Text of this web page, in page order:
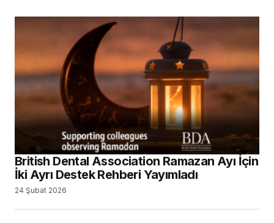
British Dental Association Ramazan Ayı İçin
İki Ayrı Destek Rehberi Yayımladı
24 Şubat 2026